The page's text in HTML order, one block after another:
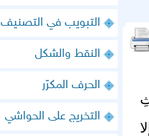
التبويب في التصنيف
النقط والشكل
الحرف المكرّر
التخريج على الحواشي